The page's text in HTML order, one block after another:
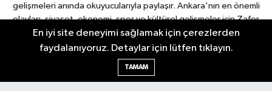
gelişmeleri anında okuyucularıyla paylaşır. Ankara'nın en önemli
olayları, siyaset, ekonomi, spor ve kültürel gelişmeler için Zafer
Gazetesi'ni takip edin. Başkentin güvendiği haber kaynağı.
En iyi site deneyimi sağlamak için çerezlerden
faydalanıyoruz. Detaylar için lütfen tıklayın.
TAMAM